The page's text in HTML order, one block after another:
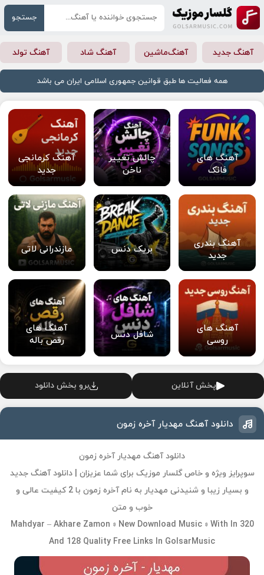
جستجو
آهنگ جدید آهنگ‌ماشین آهنگ شاد آهنگ تولد
همه فعالیت ها طبق قوانین جمهوری اسلامی ایران می باشد
آهنگ های
فانک
چالش تغییر
ناخن
آهنگ کرمانجی
جدید
آهنگ بندری
جدید
بریک دنس مازندرانی لاتی
آهنگ های
روسی
شافل دنس
آهنگ های
رقص باله
پخش آنلاین برو بخش دانلود
دانلود آهنگ مهدیار آخره زمون
دانلود آهنگ مهدیار آخره زمون
سوپرایز ویژه و خاص گلسار موزیک برای شما عزیزان | دانلود آهنگ جدید
و بسیار زیبا و شنیدنی مهدیار به نام آخره زمون با 2 کیفیت عالی و
خوب و متن
Mahdyar – Akhare Zamon » New Download Music » With In 320
And 128 Quality Free Links In GolsarMusic